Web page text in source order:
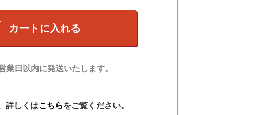
カートに入れる
業日以内に発送いたします。
詳しくはこちらをご覧ください。